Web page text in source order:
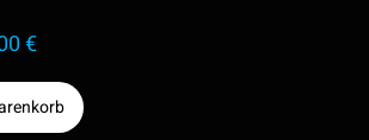
€Aktueller
Preis
ist: